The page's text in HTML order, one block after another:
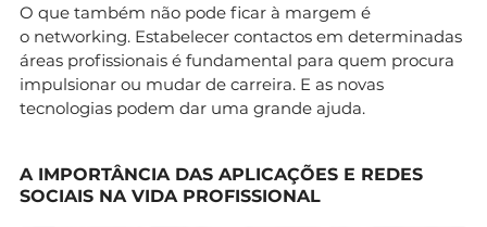
O que também não pode ficar à margem é
o networking. Estabelecer contactos em determinadas
áreas profissionais é fundamental para quem procura
impulsionar ou mudar de carreira. E as novas
tecnologias podem dar uma grande ajuda.
A IMPORTÂNCIA DAS APLICAÇÕES E REDES
SOCIAIS NA VIDA PROFISSIONAL